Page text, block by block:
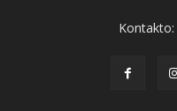
Kontakto: